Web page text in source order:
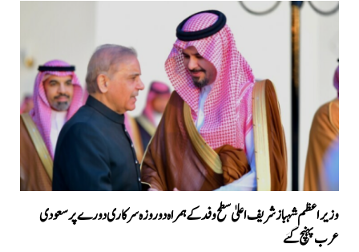
وزیراعظم شہبازشریف اعلیٰ سطح وفد کے ہمراہ دو روزه سرکاری دورے پر سعودی
عرب پہنچ گئے